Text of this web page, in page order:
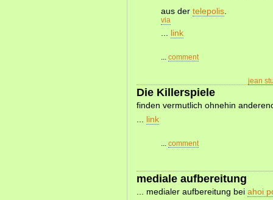
aus der telepolis
via
link
comment
jean
Die Killerspiele
finden vermutlich ohnehin
link
comment
mediale aufbereitung
... medialer aufbereitung bei ahoi